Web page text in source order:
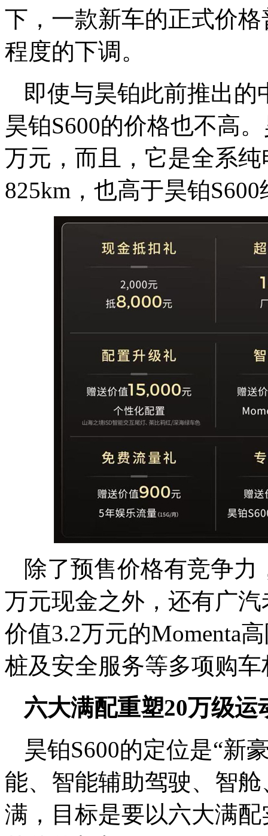
下，一款新车的正式价
程度的下调。
即使与昊铂此前推出的
昊铂S600的价格也不高。
万元，而且，它是全系
825km，也高于昊铂
除了预售价格有竞争力
万元现金之外，还有广
价值3.2万元的Momenta
桩及安全服务等多项购车
六大满配重塑20万级运
昊铂S600的定位是“新
能、智能辅助驾驶、智
满，目标是要以六大满